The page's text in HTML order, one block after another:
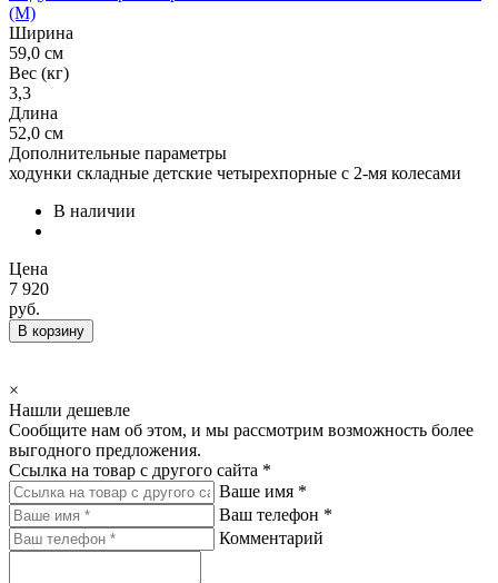
(М)
Ширина
59,0 см
Вес (кг)
3,3
Длина
52,0 см
Дополнительные параметры
ходунки складные детские четырехпорные с 2-мя колесами
В наличии
Цена
7 920
руб.
В корзину
×
Нашли дешевле
Сообщите нам об этом, и мы рассмотрим возможность более
выгодного предложения.
Ссылка на товар с другого сайта *
Ваше имя *
Ваш телефон *
Комментарий